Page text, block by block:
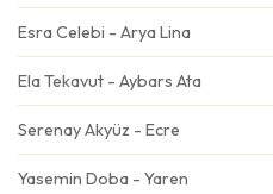
Esra Celebi - Arya Lina
Ela Tekavut - Aybars Ata
Serenay Akyüz - Ecre
Yasemin Doba - Yaren